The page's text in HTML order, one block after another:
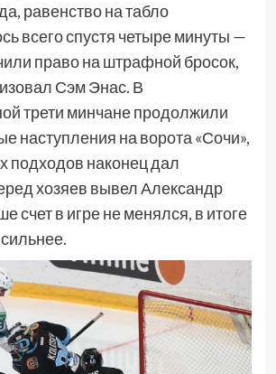
равенство на табло
всего спустя четыре минуты —
право на штрафной бросок,
Сэм Энас. В
трети минчане продолжили
наступления на ворота «Сочи»,
подходов наконец дал
хозяев вывел Александр
счет в игре не менялся, в итоге